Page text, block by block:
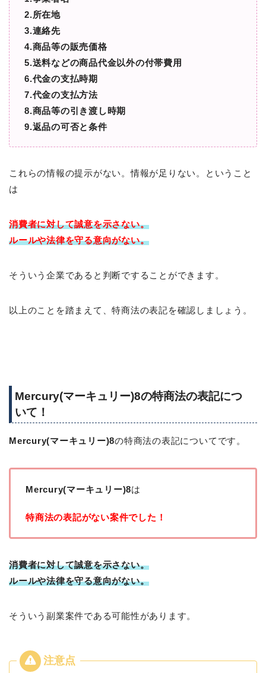
2.所在地
3.連絡先
4.商品等の販売価格
5.送料などの商品代金以外の付帯費用
6.代金の支払時期
7.代金の支払方法
8.商品等の引き渡し時期
9.返品の可否と条件
これらの情報の提示がない。情報が足りない。ということ
は
消費者に対して誠意を示さない。
ルールや法律を守る意向がない。
そういう企業であると判断ですることができます。
以上のことを踏まえて、特商法の表記を確認しましょう。
Mercury(マーキュリー)8の特商法の表記につ
いて！
Mercury(マーキュリー)8の特商法の表記についてです。
Mercury(マーキュリー)8は
特商法の表記がない案件でした！
消費者に対して誠意を示さない。
ルールや法律を守る意向がない。
そういう副業案件である可能性があります。